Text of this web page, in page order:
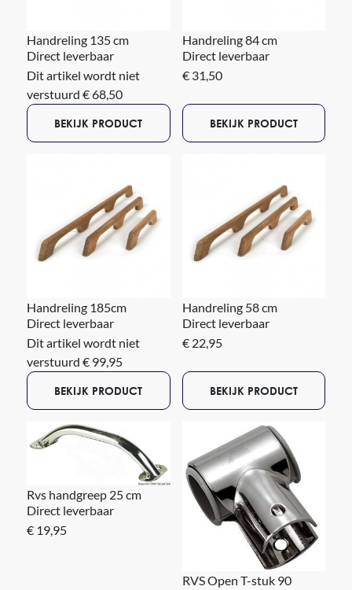
Handreling 135 cm
Direct leverbaar
Dit artikel wordt niet
verstuurd € 68,50
BEKIJK PRODUCT
Handreling 84 cm
Direct leverbaar
€ 31,50
BEKIJK PRODUCT
Handreling 185cm
Direct leverbaar
Dit artikel wordt niet
verstuurd € 99,95
BEKIJK PRODUCT
Handreling 58 cm
Direct leverbaar
€ 22,95
BEKIJK PRODUCT
Rvs handgreep 25 cm
Direct leverbaar
€ 19,95
RVS Open T-stuk 90